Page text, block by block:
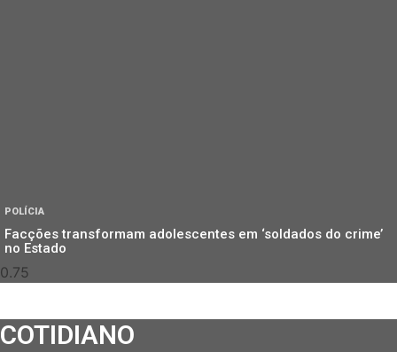
POLÍCIA
Facções transformam adolescentes em ‘soldados do crime’
no Estado
COTIDIANO